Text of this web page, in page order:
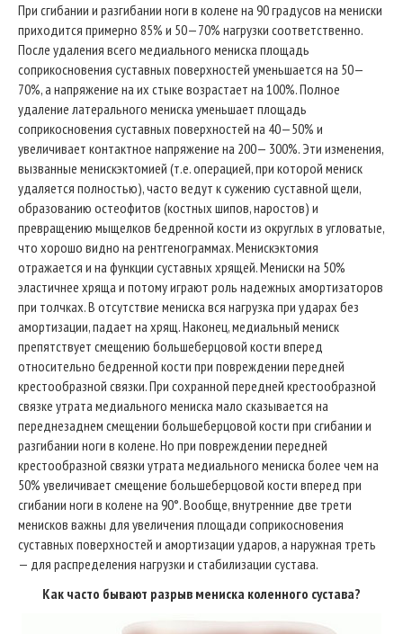
При сгибании и разгибании ноги в колене на 90 градусов на мениски
приходится примерно 85% и 50—70% нагрузки соответственно.
После удаления всего медиального мениска площадь
соприкосновения суставных поверхностей уменьшается на 50—
70%, а напряжение на их стыке возрастает на 100%. Полное
удаление латерального мениска уменьшает площадь
соприкосновения суставных поверхностей на 40—50% и
увеличивает контактное напряжение на 200— 300%. Эти изменения,
вызванные менискэктомией (т.е. операцией, при которой мениск
удаляется полностью), часто ведут к сужению суставной щели,
образованию остеофитов (костных шипов, наростов) и
превращению мыщелков бедренной кости из округлых в угловатые,
что хорошо видно на рентгенограммах. Менискэктомия
отражается и на функции суставных хрящей. Мениски на 50%
эластичнее хряща и потому играют роль надежных амортизаторов
при толчках. В отсутствие мениска вся нагрузка при ударах без
амортизации, падает на хрящ. Наконец, медиальный мениск
препятствует смещению большеберцовой кости вперед
относительно бедренной кости при повреждении передней
крестообразной связки. При сохранной передней крестообразной
связке утрата медиального мениска мало сказывается на
переднезаднем смещении большеберцовой кости при сгибании и
разгибании ноги в колене. Но при повреждении передней
крестообразной связки утрата медиального мениска более чем на
50% увеличивает смещение большеберцовой кости вперед при
сгибании ноги в колене на 90°. Вообще, внутренние две трети
менисков важны для увеличения площади соприкосновения
суставных поверхностей и амортизации ударов, а наружная треть
— для распределения нагрузки и стабилизации сустава.
Как часто бывают разрыв мениска коленного сустава?